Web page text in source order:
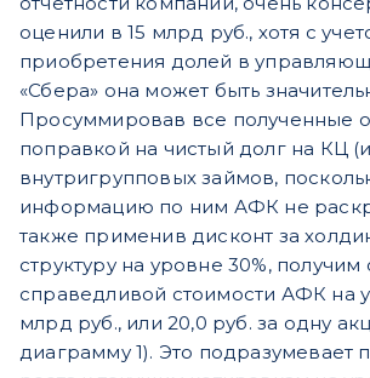
оценили в 15 млрд руб., хотя с
приобретения долей в
«Сбера» она может быть
Просуммировав все полученные
поправкой на чистый долг на КЦ (и
внутригрупповых займов,
информацию по ним АФК не
также применив дисконт за
структуру на уровне 30%, получим
справедливой стоимости АФК на
млрд руб., или 20,0 руб. за одну
диаграмму 1). Это подразумевает